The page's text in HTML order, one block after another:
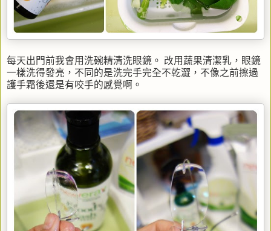
每天出門前我會用洗碗精清洗眼鏡。 改用蔬果清潔乳，眼鏡
一樣洗得發亮，不同的是洗完手完全不乾澀，不像之前擦過
護手霜後還是有咬手的感覺啊。